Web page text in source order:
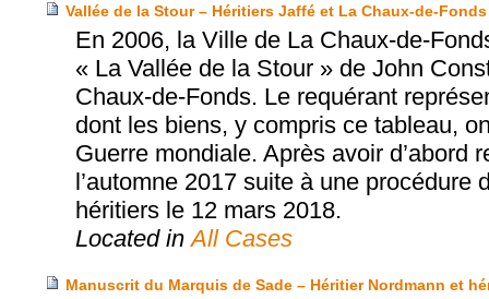
Vallée de la Stour – Héritiers Jaffé et La Chaux-de-Fonds
En 2006, la Ville de La Chaux-de-
« La Vallée de la Stour » de John
Chaux-de-Fonds. Le requérant
dont les biens, y compris ce tableau,
Guerre mondiale. Après avoir d’abord
l’automne 2017 suite à une
héritiers le 12 mars 2018.
Located inAll Cases
Manuscrit du Marquis de Sade – Héritier Nordmann et